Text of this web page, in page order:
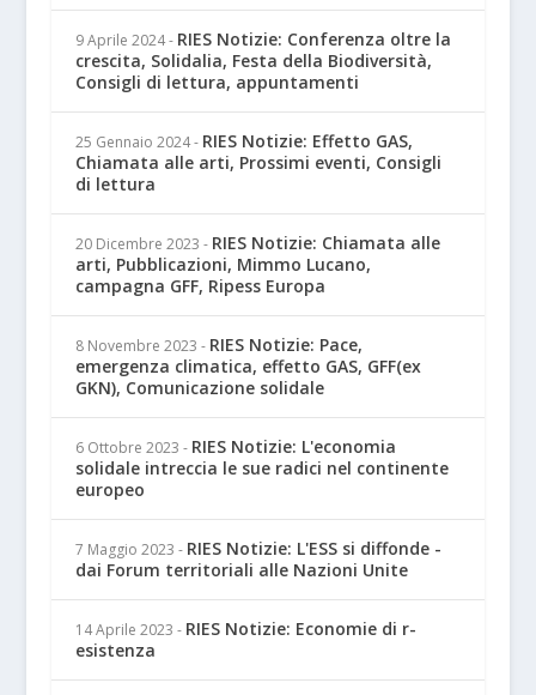
9 Aprile 2024 - RIES Notizie: Conferenza oltre la
crescita, Solidalia, Festa della Biodiversità,
Consigli di lettura, appuntamenti
25 Gennaio 2024 - RIES Notizie: Effetto GAS,
Chiamata alle arti, Prossimi eventi, Consigli
di lettura
20 Dicembre 2023 - RIES Notizie: Chiamata alle
arti, Pubblicazioni, Mimmo Lucano,
campagna GFF, Ripess Europa
8 Novembre 2023 - RIES Notizie: Pace,
emergenza climatica, effetto GAS, GFF(ex
GKN), Comunicazione solidale
6 Ottobre 2023 - RIES Notizie: L'economia
solidale intreccia le sue radici nel continente
europeo
7 Maggio 2023 - RIES Notizie: L'ESS si diffonde -
dai Forum territoriali alle Nazioni Unite
14 Aprile 2023 - RIES Notizie: Economie di r-
esistenza